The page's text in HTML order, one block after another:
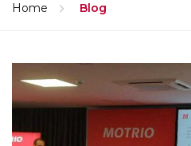
Home Blog